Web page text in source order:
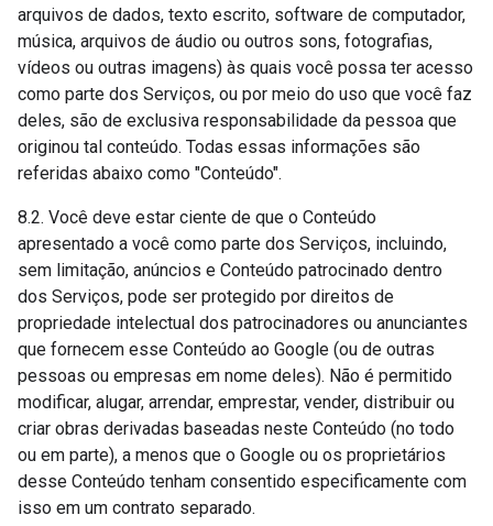
arquivos de dados, texto escrito, software de computador,
música, arquivos de áudio ou outros sons, fotografias,
vídeos ou outras imagens) às quais você possa ter acesso
como parte dos Serviços, ou por meio do uso que você faz
deles, são de exclusiva responsabilidade da pessoa que
originou tal conteúdo. Todas essas informações são
referidas abaixo como "Conteúdo".
8.2. Você deve estar ciente de que o Conteúdo
apresentado a você como parte dos Serviços, incluindo,
sem limitação, anúncios e Conteúdo patrocinado dentro
dos Serviços, pode ser protegido por direitos de
propriedade intelectual dos patrocinadores ou anunciantes
que fornecem esse Conteúdo ao Google (ou de outras
pessoas ou empresas em nome deles). Não é permitido
modificar, alugar, arrendar, emprestar, vender, distribuir ou
criar obras derivadas baseadas neste Conteúdo (no todo
ou em parte), a menos que o Google ou os proprietários
desse Conteúdo tenham consentido especificamente com
isso em um contrato separado.